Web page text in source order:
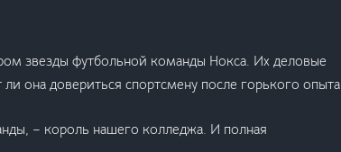
звезды футбольной команды Нокса. Их деловые
она довериться спортсмену после горького опыта
– король нашего колледжа. И полная